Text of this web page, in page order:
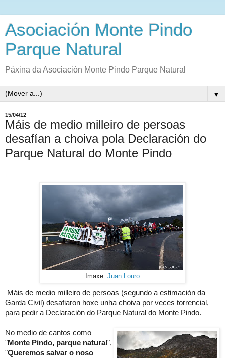
Asociación Monte Pindo
Parque Natural
Páxina da Asociación Monte Pindo Parque Natural
▼
15/04/12
Máis de medio milleiro de persoas
desafían a choiva pola Declaración do
Parque Natural do Monte Pindo
Imaxe: Juan Louro
Máis de medio milleiro de persoas (segundo a estimación da
Garda Civil) desafiaron hoxe unha choiva por veces torrencial,
para pedir a Declaración do Parque Natural do Monte Pindo.
No medio de cantos como
"Monte Pindo, parque natural",
"Queremos salvar o noso